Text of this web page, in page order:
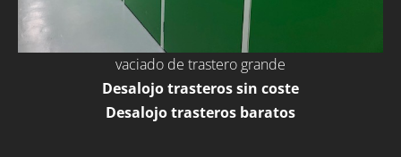
vaciado de trastero grande
Desalojo trasteros sin coste
Desalojo trasteros baratos